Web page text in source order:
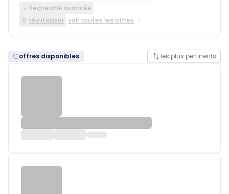
Recherche avancée
réinitialiser voir toutes les offres
offres disponibles les plus pertinents